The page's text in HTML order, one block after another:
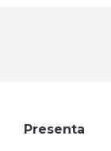
Presenta